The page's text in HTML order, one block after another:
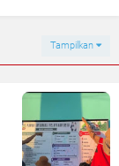
Tampilkan